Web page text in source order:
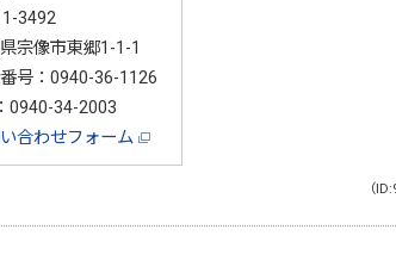
3492
宗像市東郷1-1-1
号： 0940-36-1126
0940-34-2003
合わせフォーム
（